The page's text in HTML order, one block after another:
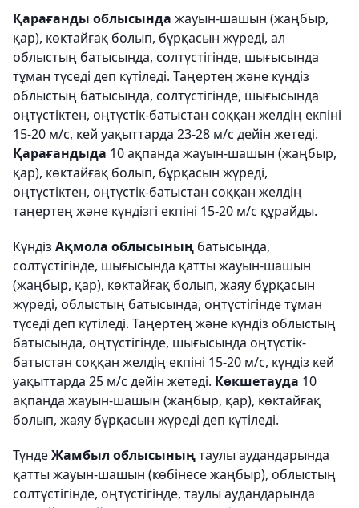
Қарағанды облысында жауын-шашын (жаңбыр,
қар), көктайғақ болып, бұрқасын жүреді, ал
облыстың батысында, солтүстігінде, шығысында
тұман түседі деп күтіледі. Таңертең және күндіз
облыстың батысында, солтүстігінде, шығысында
оңтүстіктен, оңтүстік-батыстан соққан желдің екпіні
15-20 м/с, кей уақыттарда 23-28 м/с дейін жетеді.
Қарағандыда 10 ақпанда жауын-шашын (жаңбыр,
қар), көктайғақ болып, бұрқасын жүреді,
оңтүстіктен, оңтүстік-батыстан соққан желдің
таңертең және күндізгі екпіні 15-20 м/с құрайды.
Күндіз Ақмола облысының батысында,
солтүстігінде, шығысында қатты жауын-шашын
(жаңбыр, қар), көктайғақ болып, жаяу бұрқасын
жүреді, облыстың батысында, оңтүстігінде тұман
түседі деп күтіледі. Таңертең және күндіз облыстың
батысында, оңтүстігінде, шығысында оңтүстік-
батыстан соққан желдің екпіні 15-20 м/с, күндіз кей
уақыттарда 25 м/с дейін жетеді. Көкшетауда 10
ақпанда жауын-шашын (жаңбыр, қар), көктайғақ
болып, жаяу бұрқасын жүреді деп күтіледі.
ТүндеЖамбыл облысыныңтаулы аудандарында
қатты жауын-шашын (көбінесе жаңбыр), облыстың
солтүстігінде, оңтүстігінде, таулы аудандарында